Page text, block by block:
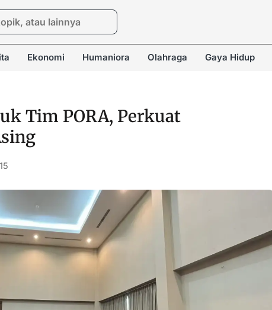
Ekonomi Humaniora Olahraga Gaya Hidup
Tim PORA, Perkuat